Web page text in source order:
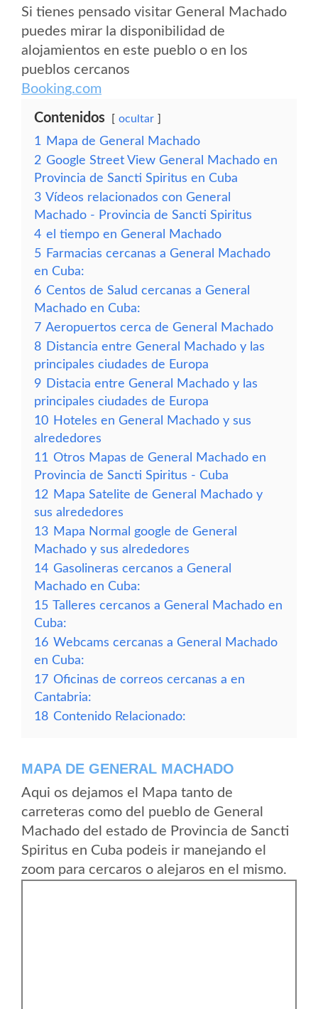
Si tienes pensado visitar General Machado
puedes mirar la disponibilidad de
alojamientos en este pueblo o en los
pueblos cercanos
Booking.com
Contenidos ocultar
1
Mapa de General Machado
2 Google Street View General Machado en
Provincia de Sancti Spiritus en Cuba
3 Vídeos relacionados con General
Machado - Provincia de Sancti Spiritus
4 el tiempo en General Machado
5 Farmacias cercanas a General Machado
en Cuba:
6 Centos de Salud cercanas a General
Machado en Cuba:
7 Aeropuertos cerca de General Machado
8 Distancia entre General Machado y las
principales ciudades de Europa
9 Distacia entre General Machado y las
principales ciudades de Europa
10 Hoteles en General Machado y sus
alrededores
11 Otros Mapas de General Machado en
Provincia de Sancti Spiritus - Cuba
12 Mapa Satelite de General Machado y
sus alrededores
13 Mapa Normal google de General
Machado y sus alrededores
14 Gasolineras cercanos a General
Machado en Cuba:
15 Talleres cercanos a General Machado en
Cuba:
16 Webcams cercanas a General Machado
en Cuba:
17 Oficinas de correos cercanas a en
Cantabria:
18 Contenido Relacionado:
MAPA DE GENERAL MACHADO
Aqui os dejamos el Mapa tanto de
carreteras como del pueblo de General
Machado del estado de Provincia de Sancti
Spiritus en Cuba podeis ir manejando el
zoom para cercaros o alejaros en el mismo.